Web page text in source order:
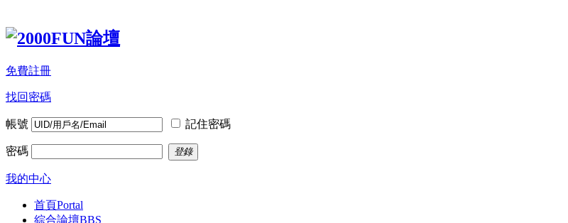
免費註冊
找回密碼
帳號 記住密碼
密碼 登錄
我的中心
首頁Portal
綜合論壇BBS